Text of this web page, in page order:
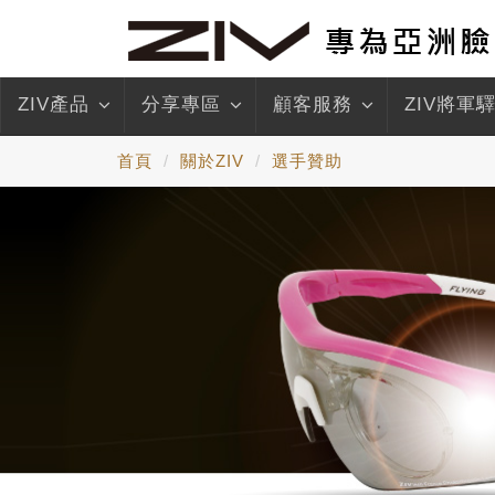
ZIV產品 分享專區 顧客服務 ZIV將軍
首頁 關於ZIV 選手贊助